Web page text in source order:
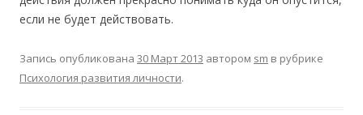
если не будет действовать.
Запись опубликована 30 Март 2013 автором sm в рубрике
Психология развития личности.